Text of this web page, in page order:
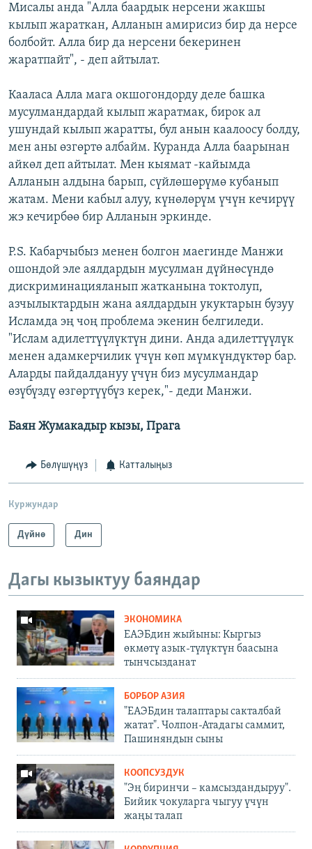
Мисалы анда "Алла баардык нерсени жакшы
кылып жараткан, Алланын амирисиз бир да нерсе
болбойт. Алла бир да нерсени бекеринен
жаратпайт", - деп айтылат.
Кааласа Алла мага окшогондорду деле башка
мусулмандардай кылып жаратмак, бирок ал
ушундай кылып жаратты, бул анын каалоосу болду,
мен аны өзгөртө албайм. Куранда Алла баарынан
айкөл деп айтылат. Мен кыямат -кайымда
Алланын алдына барып, сүйлөшөрүмө кубанып
жатам. Мени кабыл алуу, күнөлөрүм үчүн кечирүү
жэ кечирбөө бир Алланын эркинде.
P.S. Кабарчыбыз менен болгон маегинде Манжи
ошондой эле аялдардын мусулман дүйнөсүндө
дискриминацияланып жатканына токтолуп,
азчылыктардын жана аялдардын укуктарын бузуу
Исламда эң чоң проблема экенин белгиледи.
"Ислам адилеттүүлүктүн дини. Анда адилеттүүлүк
менен адамкерчилик үчүн көп мүмкүндүктөр бар.
Аларды пайдалдануу үчүн биз мусулмандар
өзүбүздү өзгөртүүбүз керек,"- деди Манжи.
Баян Жумакадыр кызы, Прага
Бөлүшүңүз Катталыңыз
Куржундар
Дүйнө Дин
Дагы кызыктуу баяндар
ЭКОНОМИКА
ЕАЭБдин жыйыны: Кыргыз
өкмөтү азык-түлүктүн баасына
тынчсызданат
БОРБОР АЗИЯ
"ЕАЭБдин талаптары сакталбай
жатат". Чолпон-Атадагы саммит,
Пашиняндын сыны
КООПСУЗДУК
"Эң биринчи – камсыздандыруу".
Бийик чокуларга чыгуу үчүн
жаңы талап